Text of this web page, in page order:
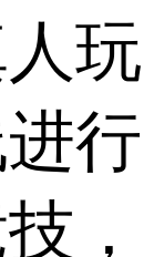
玩
行
，